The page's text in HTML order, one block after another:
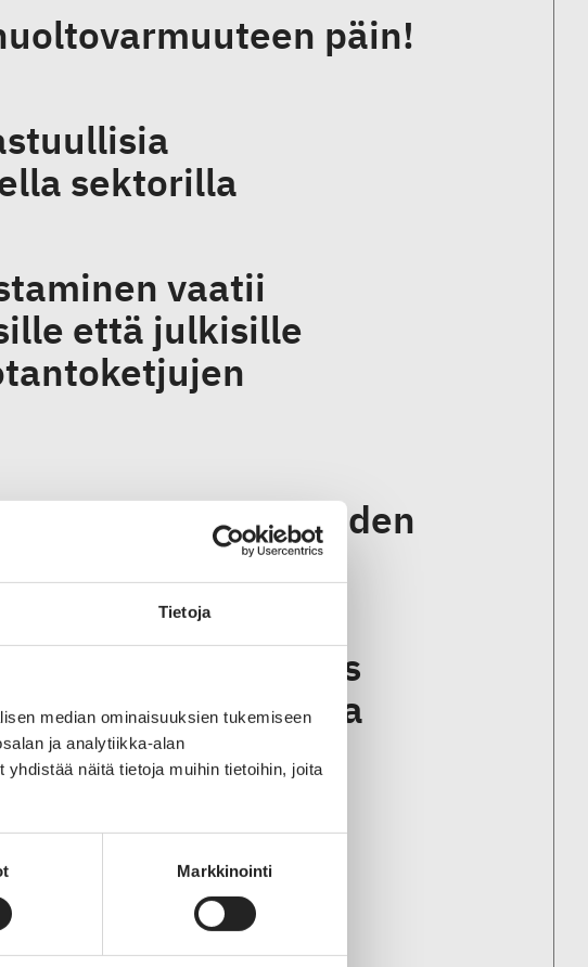
Tietoja
median ominaisuuksien tukemiseen
ja analytiikka-alan
näitä tietoja muihin tietoihin, joita
Markkinointi
päin!
sektorilla
vaatii
että julkisille
robotiikalla vaatteiden
huoltovarmuus
PTT etsii keinoja
kanssa